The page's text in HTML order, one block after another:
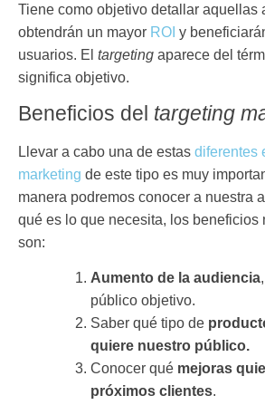
Tiene como objetivo detallar aquellas
obtendrán un mayor ROI y
usuarios. El targeting aparece del
significa objetivo.
Beneficios del targeting
Llevar a cabo una de estas diferentes
marketing de este tipo es muy
manera podremos conocer a nuestra
qué es lo que necesita, los beneficios
son:
Aumento de la audiencia
público objetivo.
Saber qué tipo de
quiere nuestro público.
Conocer qué mejoras
próximos clientes.